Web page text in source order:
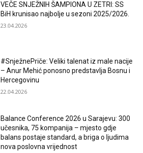
VEČE SNJEŽNIH ŠAMPIONA U ZETRI: SS
BiH krunisao najbolje u sezoni 2025/2026.
23.04.2026
#SnježnePriče: Veliki talenat iz male nacije
– Anur Mehić ponosno predstavlja Bosnu i
Hercegovinu
22.04.2026
Balance Conference 2026 u Sarajevu: 300
učesnika, 75 kompanija – mjesto gdje
balans postaje standard, a briga o ljudima
nova poslovna vrijednost